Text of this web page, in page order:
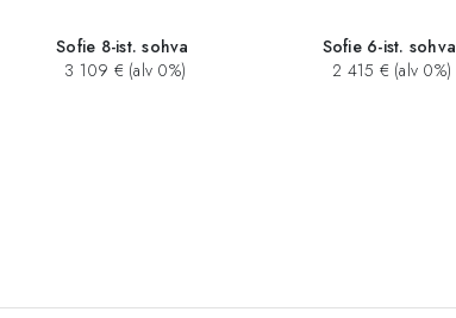
Sofie 8-ist. sohva
3 109 € (alv 0%)
Sofie 6-ist. sohva
2 415 € (alv 0%)